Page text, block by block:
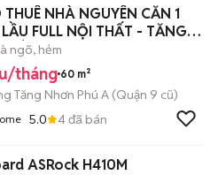
NHÀ NGUYÊN CĂN 1
FULL NỘI THẤT - TĂNG
A
ngõ, hẻm
tháng 60 m²
Tăng Nhơn Phú A (Quận 9 cũ)
5.0 4đã bán
ASRock H410M